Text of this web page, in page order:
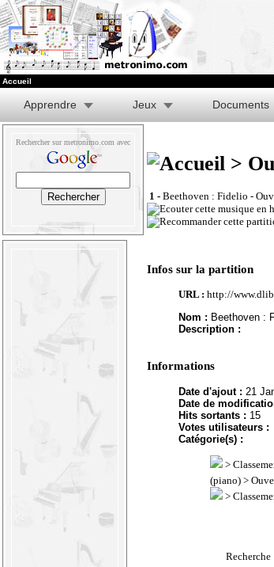
Accueil
Apprendre Jeux Documents
Rechercher sur metronimo.com avec
>
1 - Beethoven : Fidelio -
Infos sur la partition
URL : http://
Nom : Beethoven :
Description :
Informations
Date d'ajout : 21
Date de
Hits sortants : 15
Votes utilisateurs :
Catégorie(s) :
>
(piano) >
>
Recherche